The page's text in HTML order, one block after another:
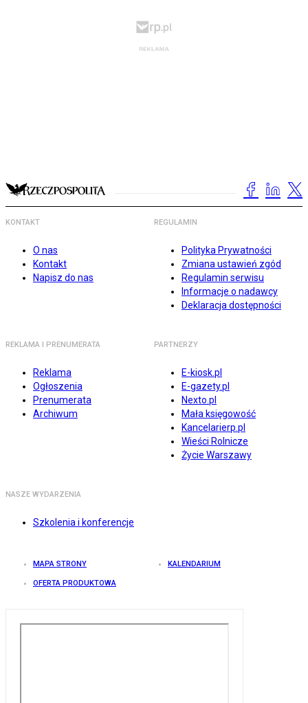
KONTAKT
O nas
Kontakt
Napisz do nas
REGULAMIN
Polityka Prywatności
Zmiana ustawień zgód
Regulamin serwisu
Informacje o nadawcy
Deklaracja dostępności
REKLAMA I PRENUMERATA
Reklama
Ogłoszenia
Prenumerata
Archiwum
PARTNERZY
E-kiosk.pl
E-gazety.pl
Nexto.pl
Mała księgowość
Kancelarierp.pl
Wieści Rolnicze
Życie Warszawy
NASZE WYDARZENIA
Szkolenia i konferencje
MAPA STRONY KALENDARIUM
OFERTA PRODUKTOWA